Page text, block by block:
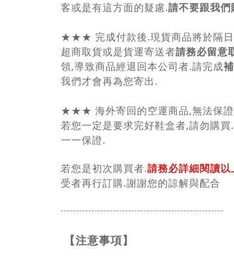
客或是有這方面的疑慮.請不要跟我們
★★★ 完成付款後.現貨商品將於隔日
超商取貨或是貨運寄送者請務必留意
領,導致商品經退回本公司者.請完成
我們才會再為您寄出.
★★★ 海外寄回的空運商品,無法保證
若您一定是要求完好鞋盒者,請勿購
一一保證.
若您是初次購買者.請務必詳細閱讀以
受者再行訂購.謝謝您的諒解與配合
-----------------------------------------------------
【注意事項】